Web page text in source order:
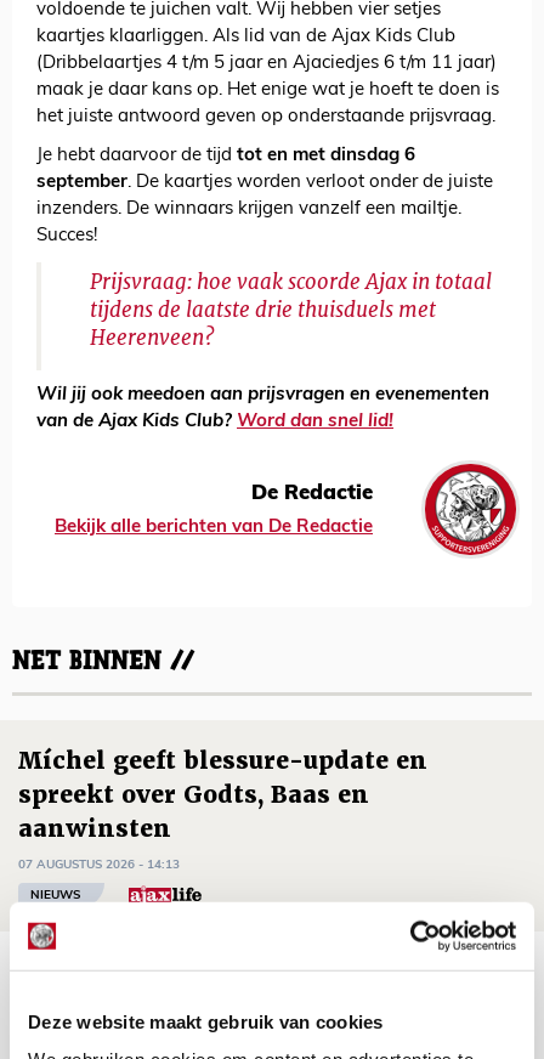
Deze website maakt gebruik van cookies
voldoende te juichen valt. Wij hebben vier setjes
kaartjes klaarliggen. Als lid van de Ajax Kids Club
(Dribbelaartjes 4 t/m 5 jaar en Ajaciedjes 6 t/m 11 jaar)
maak je daar kans op. Het enige wat je hoeft te doen is
het juiste antwoord geven op onderstaande prijsvraag.
Je hebt daarvoor de tijd tot en met dinsdag 6
september. De kaartjes worden verloot onder de juiste
inzenders. De winnaars krijgen vanzelf een mailtje.
Succes!
Prijsvraag: hoe vaak scoorde Ajax in totaal
tijdens de laatste drie thuisduels met
Heerenveen?
Wil jij ook meedoen aan prijsvragen en evenementen
van de Ajax Kids Club? Word dan snel lid!
De Redactie
Bekijk alle berichten van De Redactie
NET BINNEN //
Míchel geeft blessure-update en
spreekt over Godts, Baas en
aanwinsten
07 AUGUSTUS 2026 - 14:13
NIEUWS
Volop enthousiasme in fotoverslag van